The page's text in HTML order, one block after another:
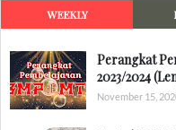
WEEKLY
Perangkat
2023/2024
November 15,